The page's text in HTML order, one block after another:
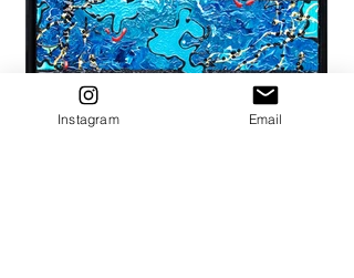
Instagram Email